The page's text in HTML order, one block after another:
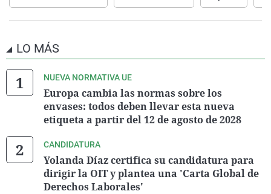
LO MÁS
NUEVA NORMATIVA UE
Europa cambia las normas sobre los
envases: todos deben llevar esta nueva
etiqueta a partir del 12 de agosto de 2028
CANDIDATURA
Yolanda Díaz certifica su candidatura para
dirigir la OIT y plantea una 'Carta Global de
Derechos Laborales'